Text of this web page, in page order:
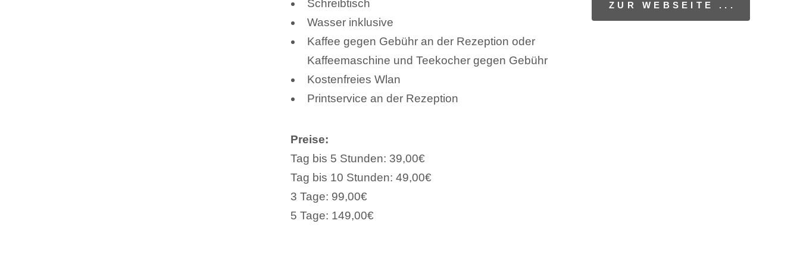
Schreibtisch
Wasser inklusive
Kaffee gegen Gebühr an der Rezeption oder
Kaffeemaschine und Teekocher gegen Gebühr
Kostenfreies Wlan
Printservice an der Rezeption
Preise:
Tag bis 5 Stunden: 39,00€
Tag bis 10 Stunden: 49,00€
3 Tage: 99,00€
5 Tage: 149,00€
ZUR WEBSEITE ...